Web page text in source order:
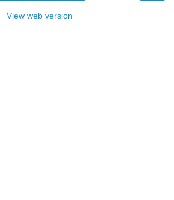
View web version